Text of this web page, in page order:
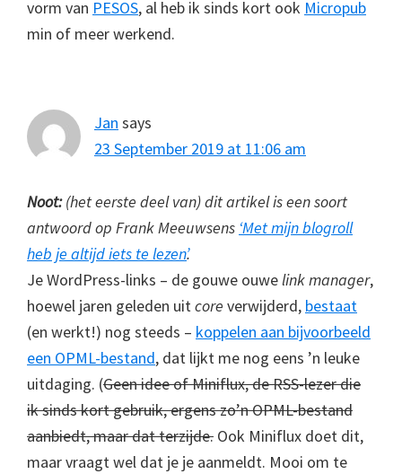
vorm van PESOS, al heb ik sinds kort ook Micropub
min of meer werkend.
Jan says
23 September 2019 at 11:06 am
Noot:(het eerste deel van) dit artikel is een soort
antwoord op Frank Meeuwsens ‘Met mijn blogroll
heb je altijd iets te lezen’.
Je WordPress-links – de gouwe ouwelink manager,
hoewel jaren geleden uitcore verwijderd, bestaat
(en werkt!) nog steeds – koppelen aan bijvoorbeeld
een OPML-bestand, dat lijkt me nog eens ’n leuke
uitdaging. (Geen idee of Miniflux, de RSS-lezer die
ik sinds kort gebruik, ergens zo’n OPML-bestand
aanbiedt, maar dat terzijde. Ook Miniflux doet dit,
maar vraagt wel dat je je aanmeldt. Mooi om te